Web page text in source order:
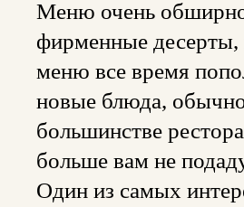
Меню очень
фирменные
меню все время
новые блюда,
большинстве
больше вам не
Один из самых